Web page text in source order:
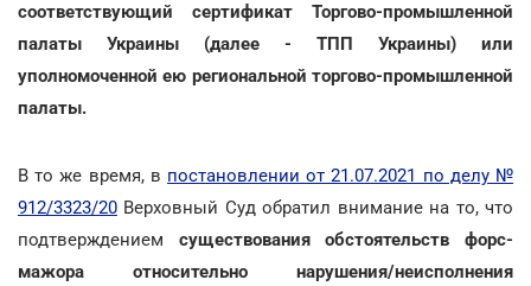
соответствующий сертификат Торгово-промышленной
палаты Украины (далее - ТПП Украины) или
уполномоченной ею региональной торгово-промышленной
палаты.
В то же время, в постановлении от 21.07.2021 по делу №
912/3323/20 Верховный Суд обратил внимание на то, что
подтверждением существования обстоятельств форс-
мажора относительно нарушения/неисполнения